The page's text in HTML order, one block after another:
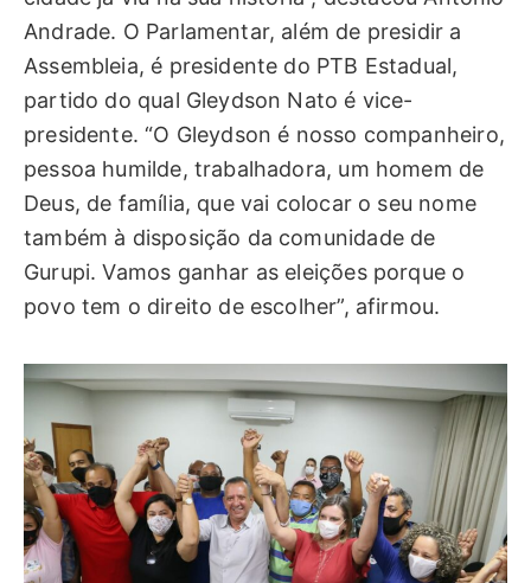
Andrade. O Parlamentar, além de presidir a
Assembleia, é presidente do PTB Estadual,
partido do qual Gleydson Nato é vice-
presidente. “O Gleydson é nosso companheiro,
pessoa humilde, trabalhadora, um homem de
Deus, de família, que vai colocar o seu nome
também à disposição da comunidade de
Gurupi. Vamos ganhar as eleições porque o
povo tem o direito de escolher”, afirmou.